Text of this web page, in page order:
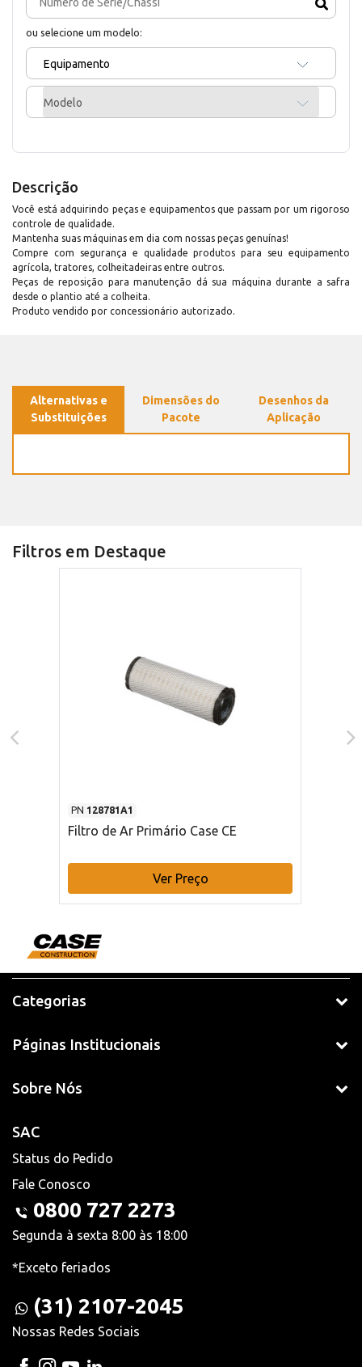
ou selecione um modelo:
Equipamento
Modelo
Descrição
Você está adquirindo peças e equipamentos que passam por um rigoroso
controle de qualidade.
Mantenha suas máquinas em dia com nossas peças genuínas!
Compre com segurança e qualidade produtos para seu equipamento
agrícola, tratores, colheitadeiras entre outros.
Peças de reposição para manutenção dá sua máquina durante a safra
desde o plantio até a colheita.
Produto vendido por concessionário autorizado.
Alternativas e
Substituições
Dimensões do
Pacote
Desenhos da
Aplicação
Filtros em Destaque
PN 128781A1
Filtro de Ar Primário Case CE
Ver Preço
Categorias
Páginas Institucionais
Sobre Nós
SAC
Status do Pedido
Fale Conosco
0800 727 2273
Segunda à sexta 8:00 às 18:00
*Exceto feriados
(31) 2107-2045
Nossas Redes Sociais